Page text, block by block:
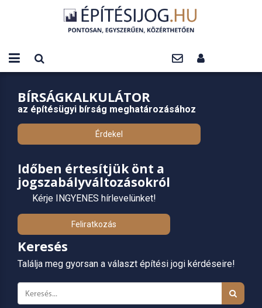
BÍRSÁGKALKULÁTOR
az építésügyi bírság meghatározásához
Érdekel
Időben értesítjük önt a
jogszabályváltozásokról
Kérje INGYENES hírlevelünket!
Feliratkozás
Keresés
Találja meg gyorsan a választ építési jogi kérdéseire!